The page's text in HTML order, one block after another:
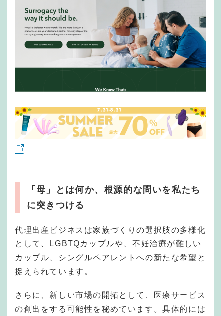
「母」とは何か、根源的な問いを私たち
に突きつける
代理出産ビジネスは家族づくりの選択肢の多様化
として、LGBTQカップルや、不妊治療が難しい
カップル、シングルペアレントへの新たな希望と
捉えられています。
さらに、新しい市場の開拓として、医療サービス
の創出をする可能性を秘めています。具体的には